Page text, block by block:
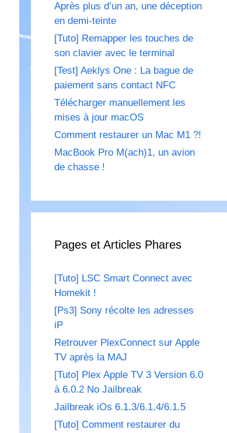
Après plus d’un an, une déception
en demi-teinte
[Tuto] Remapper les touches de
son clavier avec le terminal
[Test] Aeklys One : La bague de
paiement sans contact NFC
Télécharger manuellement les
mises à jour macOS
Comment restaurer un Mac M1 ?!
MacBook Pro M(ach)1, un avion
de chasse !
Pages et Articles Phares
[Tuto] LSC Smart Connect avec
Homekit !
[Ps3] Sony récolte les adresses
iP
Retrouver PlexConnect sur Apple
TV après la MAJ
[Tuto] Plex Apple TV 3 Version 6.0
à 6.0.2 No Jailbreak
Jailbreak iOs 6.1.3/6.1.4/6.1.5
[Tuto] Comment restaurer du